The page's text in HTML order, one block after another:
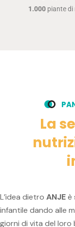
1.000piante di
PA
La se
nutriz
i
L’idea dietro ANJEè
infantile dando alle
giorni di vita del loro